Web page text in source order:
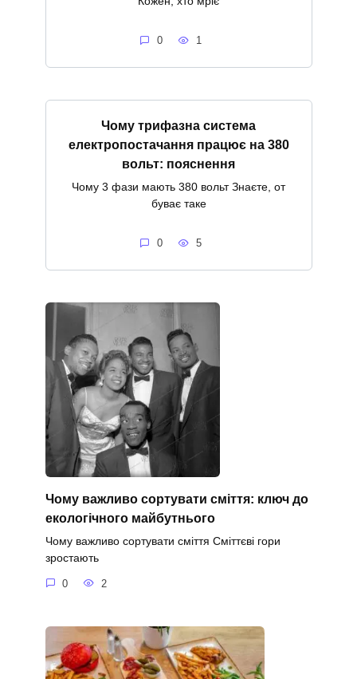
0 1
Чому трифазна система
електропостачання працює на 380
вольт: пояснення
Чому 3 фази мають 380 вольт Знаєте, от
буває таке
0 5
Чому важливо сортувати сміття: ключ до
екологічного майбутнього
Чому важливо сортувати сміття Сміттєві гори
зростають
0 2